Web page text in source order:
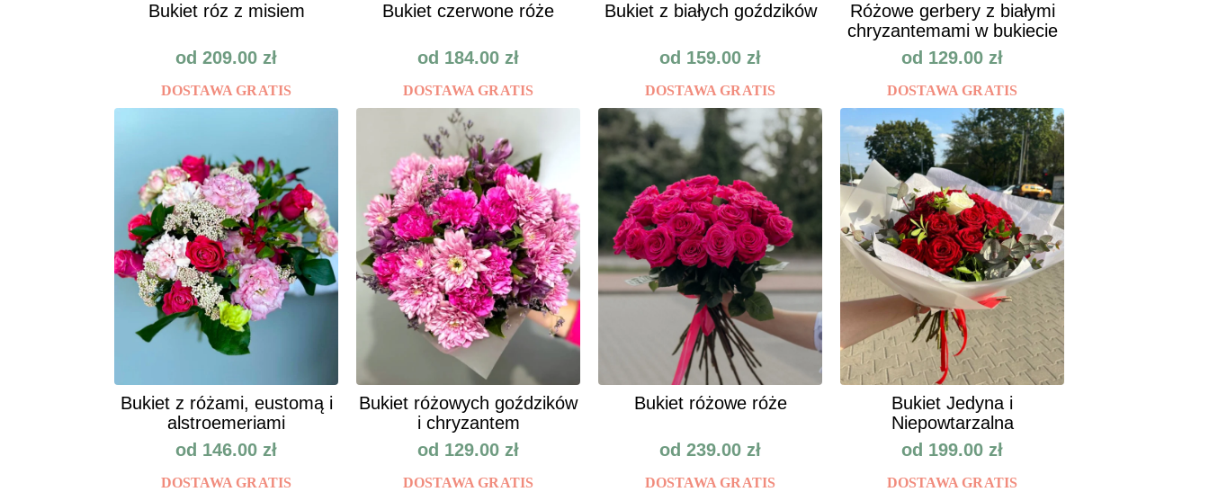
Bukiet róz z misiem
od 209.00 zł
DOSTAWA GRATIS
Bukiet czerwone róże
od 184.00 zł
DOSTAWA GRATIS
Bukiet z białych goździków
od 159.00 zł
DOSTAWA GRATIS
Różowe gerbery z białymi
chryzantemami w bukiecie
od 129.00 zł
DOSTAWA GRATIS
Bukiet z różami, eustomą i
alstroemeriami
od 146.00 zł
DOSTAWA GRATIS
Bukiet różowych goździków
i chryzantem
od 129.00 zł
DOSTAWA GRATIS
Bukiet różowe róże
od 239.00 zł
DOSTAWA GRATIS
Bukiet Jedyna i
Niepowtarzalna
od 199.00 zł
DOSTAWA GRATIS